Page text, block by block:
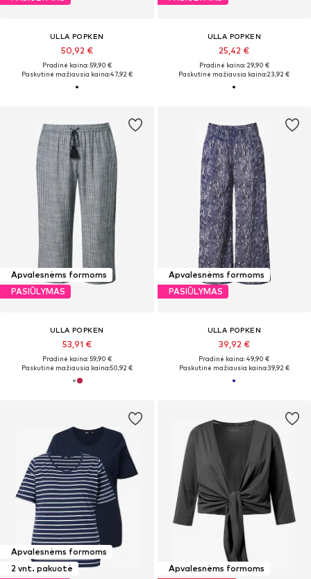
ULLA POPKEN
50,92 €
Pradinė kaina: 59,90 €
Paskutinė mažiausia kaina:47,92 €
ULLA POPKEN
25,42 €
Pradinė kaina: 29,90 €
Paskutinė mažiausia kaina:23,92 €
Apvalesnėms formoms
PASIŪLYMAS
ULLA POPKEN
53,91 €
Pradinė kaina: 59,90 €
Paskutinė mažiausia kaina:50,92 €
Apvalesnėms formoms
PASIŪLYMAS
ULLA POPKEN
39,92 €
Pradinė kaina: 49,90 €
Paskutinė mažiausia kaina:39,92 €
Apvalesnėms formoms
2 vnt. pakuotė
Apvalesnėms formoms